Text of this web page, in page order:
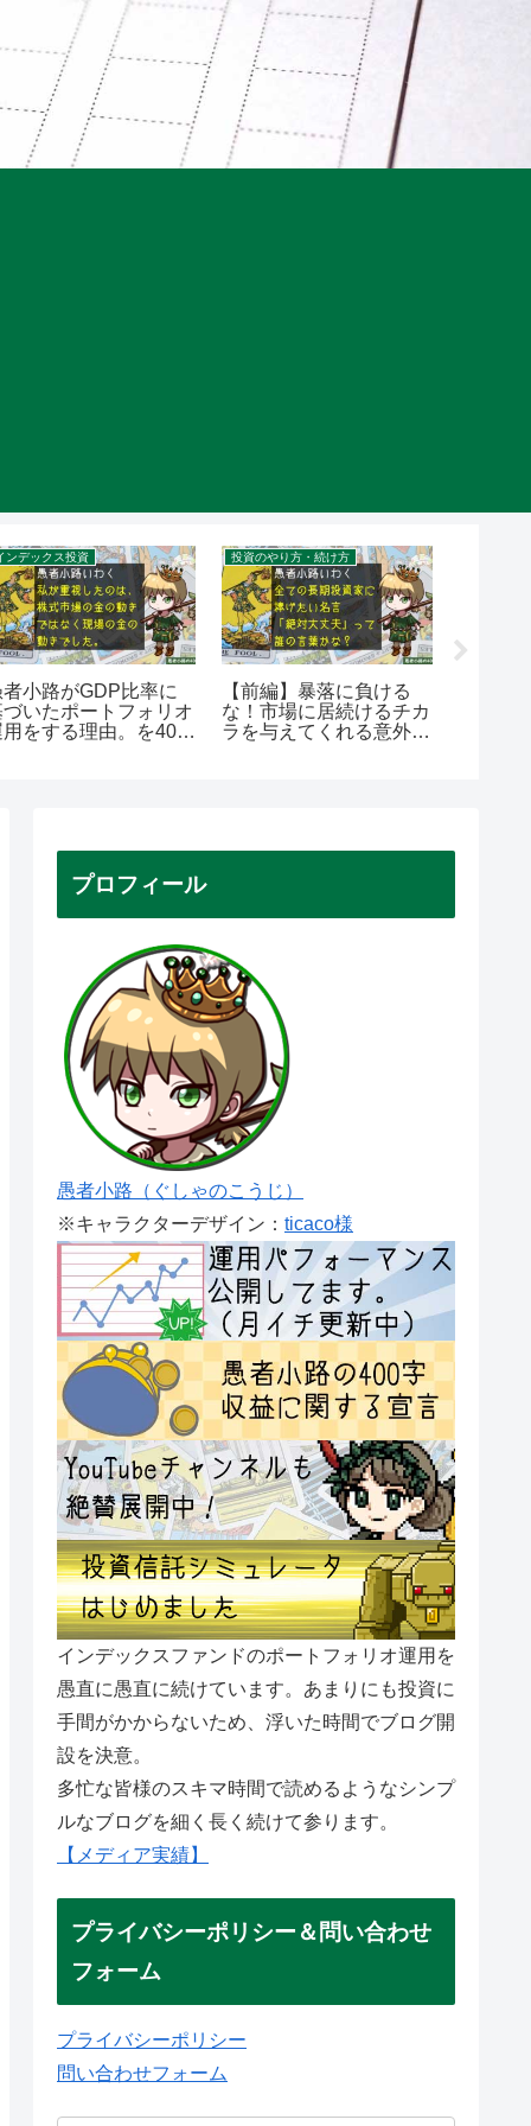
ンデックス投資
小路がGDP比率に
いたポートフォリオ
用をする理由。を400
投資のやり方・続け方
【前編】暴落に負ける
な！市場に居続けるチカ
ラを与えてくれる意外な
プロフィール
愚者小路（ぐしゃのこうじ）
※キャラクターデザイン： ticaco様
インデックスファンドのポートフォリオ運用を
愚直に愚直に続けています。あまりにも投資に
手間がかからないため、浮いた時間でブログ開
設を決意。
多忙な皆様のスキマ時間で読めるようなシンプ
ルなブログを細く長く続けて参ります。
【メディア実績】
プライバシーポリシー＆問い合わせ
フォーム
プライバシーポリシー
問い合わせフォーム